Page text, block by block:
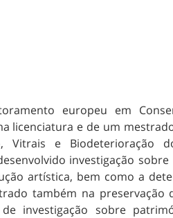
europeu em
licenciatura e de um
Vitrais e Biodeterioração
investigação sobre
artística, bem como a
também na preservação
investigação sobre